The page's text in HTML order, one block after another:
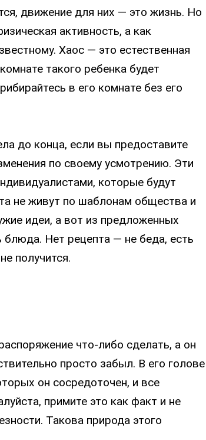
движение для них — это жизнь. Но
активность, а как
Хаос — это естественная
такого ребенка будет
в его комнате без его
до конца, если вы предоставите
по своему усмотрению. Эти
которые будут
не живут по шаблонам общества и
идеи, а вот из предложенных
блюда. Нет рецепта — не беда, есть
получится.
что-либо сделать, а он
просто забыл. В его голове
он сосредоточен, и все
примите это как факт и не
Такова природа этого